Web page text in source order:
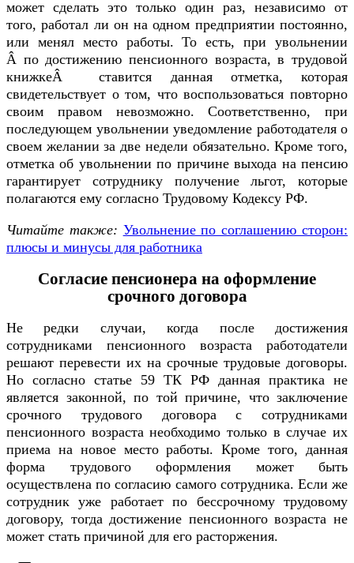
может сделать это только один раз, независимо от
того, работал ли он на одном предприятии постоянно,
или менял место работы. То есть, при увольнении
Â по достижению пенсионного возраста, в трудовой
книжкеÂ ставится данная отметка, которая
свидетельствует о том, что воспользоваться повторно
своим правом невозможно. Соответственно, при
последующем увольнении уведомление работодателя о
своем желании за две недели обязательно. Кроме того,
отметка об увольнении по причине выхода на пенсию
гарантирует сотруднику получение льгот, которые
полагаются ему согласно Трудовому Кодексу РФ.
Читайте также: Увольнение по соглашению сторон:
плюсы и минусы для работника
Согласие пенсионера на оформление
срочного договора
Не редки случаи, когда после достижения
сотрудниками пенсионного возраста работодатели
решают перевести их на срочные трудовые договоры.
Но согласно статье 59 ТК РФ данная практика не
является законной, по той причине, что заключение
срочного трудового договора с сотрудниками
пенсионного возраста необходимо только в случае их
приема на новое место работы. Кроме того, данная
форма трудового оформления может быть
осуществлена по согласию самого сотрудника. Если же
сотрудник уже работает по бессрочному трудовому
договору, тогда достижение пенсионного возраста не
может стать причиной для его расторжения.